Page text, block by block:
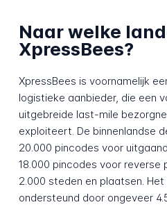
Naar welke
XpressBees?
XpressBees is voornamelijk
logistieke aanbieder, die een
uitgebreide last-mile
exploiteert. De binnenlandse
20.000 pincodes voor
18.000 pincodes voor reverse
2.000 steden en plaatsen.
ondersteund door ongeveer